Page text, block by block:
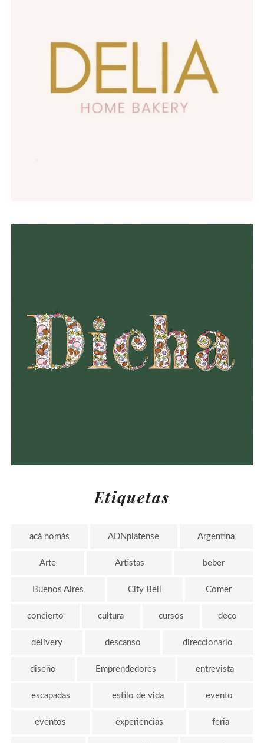
Etiquetas
acá nomás ADNplatense Argentina
Arte Artistas beber
Buenos Aires City Bell Comer
concierto cultura cursos deco
delivery descanso direccionario
diseño Emprendedores entrevista
escapadas estilo de vida evento
eventos experiencias feria